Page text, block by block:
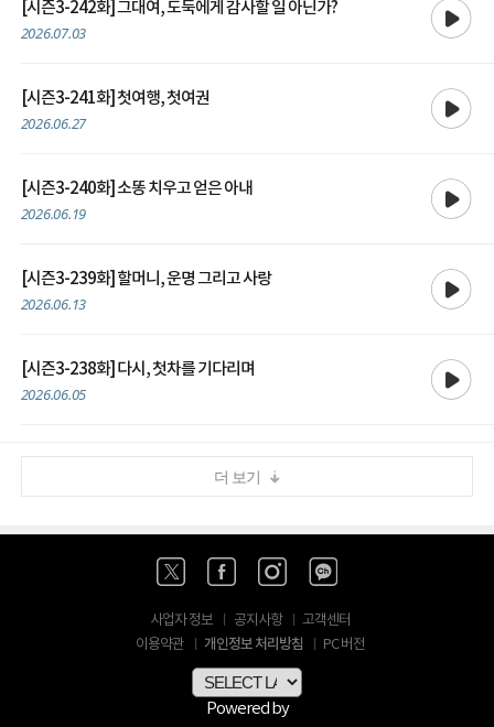
[시즌3-242화] 그대여, 도둑에게 감사할 일 아닌가?
2026.07.03
[시즌3-241화] 첫여행, 첫여권
2026.06.27
[시즌3-240화] 소똥 치우고 얻은 아내
2026.06.19
[시즌3-239화] 할머니, 운명 그리고 사랑
2026.06.13
[시즌3-238화] 다시, 첫차를 기다리며
2026.06.05
더 보기
사업자 정보 공지사항
고객센터
이용약관
개인정보 처리방침 PC 버전
Powered by